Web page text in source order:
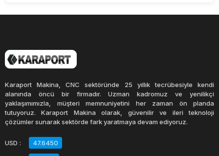
Genellikle mekanik bir cihaz olarak tasarlanan kumpaslar,
günümüzde dijital kumpaslar gibi elektronik cihazlarla da
dijital olarak okuyabilen ve kaydedebilen hassas ölçüm
aletleridir.
birçok alanda kullanılırlar. Özellikle makine sanayinde,
Karaport Makina, CNC sektöründe 25 yıllık tecrübesiyle kendi
alanında öncü bir firmadır. Uzman kadromuz ve yenilikçi
yaklaşımımızla, müşteri memnuniyetini her zaman ön planda
tutuyoruz. Karaport Makina olarak, güvenilir ve ileri teknoloji
çözümler sunarak sektörde fark yaratmaya devam ediyoruz.
USD : 47.6450